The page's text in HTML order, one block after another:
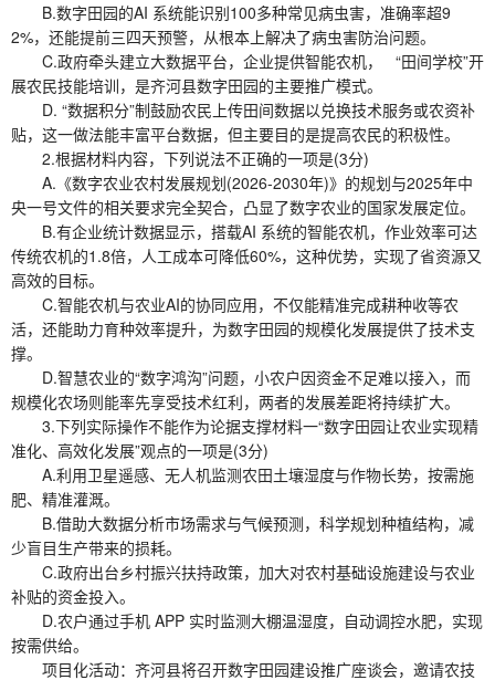
B.数字田园的AI 系统能识别100多种常见病虫害，准确率超9
2%，还能提前三四天预警，从根本上解决了病虫害防治问题。
C.政府牵头建立大数据平台，企业提供智能农机， “田间学校”开
展农民技能培训，是齐河县数字田园的主要推广模式。
D. “数据积分”制鼓励农民上传田间数据以兑换技术服务或农资补
贴，这一做法能丰富平台数据，但主要目的是提高农民的积极性。
2.根据材料内容，下列说法不正确的一项是(3分)
A.《数字农业农村发展规划(2026-2030年)》的规划与2025年中
央一号文件的相关要求完全契合，凸显了数字农业的国家发展定位。
B.有企业统计数据显示，搭载AI 系统的智能农机，作业效率可达
传统农机的1.8倍，人工成本可降低60%，这种优势，实现了省资源又
高效的目标。
C.智能农机与农业AI的协同应用，不仅能精准完成耕种收等农
活，还能助力育种效率提升，为数字田园的规模化发展提供了技术支
撑。
D.智慧农业的“数字鸿沟”问题，小农户因资金不足难以接入，而
规模化农场则能率先享受技术红利，两者的发展差距将持续扩大。
3.下列实际操作不能作为论据支撑材料一“数字田园让农业实现精
准化、高效化发展”观点的一项是(3分)
A.利用卫星遥感、无人机监测农田土壤湿度与作物长势，按需施
肥、精准灌溉。
B.借助大数据分析市场需求与气候预测，科学规划种植结构，减
少盲目生产带来的损耗。
C.政府出台乡村振兴扶持政策，加大对农村基础设施建设与农业
补贴的资金投入。
D.农户通过手机 APP 实时监测大棚温湿度，自动调控水肥，实现
按需供给。
项目化活动：齐河县将召开数字田园建设推广座谈会，邀请农技